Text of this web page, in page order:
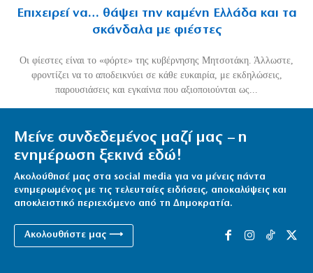
Επιχειρεί να… θάψει την καμένη Ελλάδα και τα
σκάνδαλα με φιέστες
Οι φίεστες είναι το «φόρτε» της κυβέρνησης Μητσοτάκη. Άλλωστε,
φροντίζει να το αποδεικνύει σε κάθε ευκαιρία, με εκδηλώσεις,
παρουσιάσεις και εγκαίνια που αξιοποιούνται ως...
Μείνε συνδεδεμένος μαζί μας – η
ενημέρωση ξεκινά εδώ!
Ακολούθησέ μας στα social media για να μένεις πάντα
ενημερωμένος με τις τελευταίες ειδήσεις, αποκαλύψεις και
αποκλειστικό περιεχόμενο από τη Δημοκρατία.
Ακολουθήστε μας ⟶